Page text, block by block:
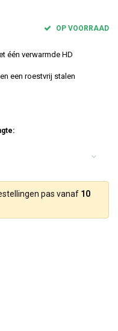
OP VOORRAAD
één verwarmde HD
een roestvrij stalen
pas vanaf 10